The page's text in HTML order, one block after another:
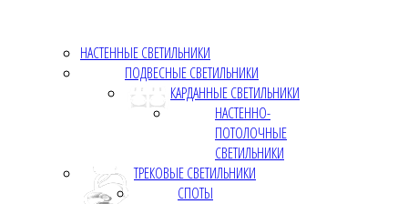
НАСТЕННЫЕ СВЕТИЛЬНИКИ
ПОДВЕСНЫЕ СВЕТИЛЬНИКИ
КАРДАННЫЕ СВЕТИЛЬНИКИ
НАСТЕННО-
ПОТОЛОЧНЫЕ
СВЕТИЛЬНИКИ
ТРЕКОВЫЕ СВЕТИЛЬНИКИ
СПОТЫ